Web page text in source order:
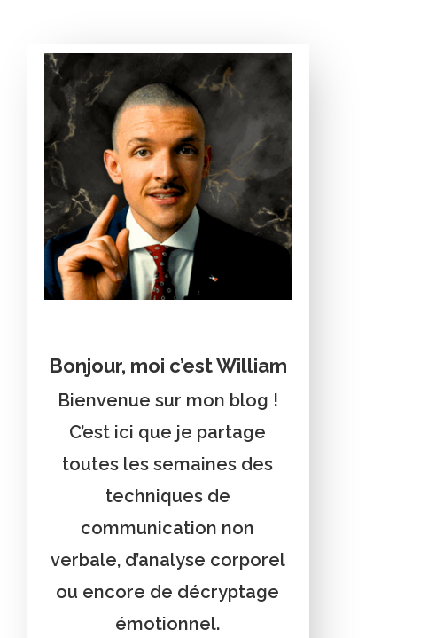
Bonjour, moi c’est William
Bienvenue sur mon blog !
C’est ici que je partage
toutes les semaines des
techniques de
communication non
verbale, d’analyse corporel
ou encore de décryptage
émotionnel.